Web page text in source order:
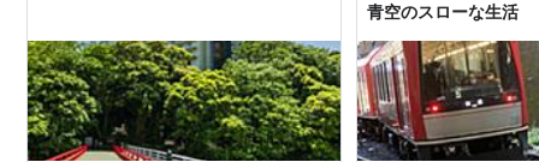
青空のスローな生活